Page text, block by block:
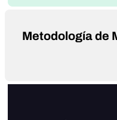
Metodología de